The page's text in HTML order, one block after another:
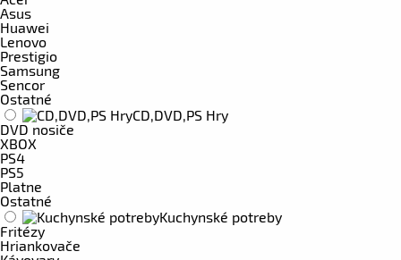
Asus
Huawei
Lenovo
Prestigio
Samsung
Sencor
Ostatné
CD,DVD,PS Hry
DVD nosiče
XBOX
PS4
PS5
Platne
Ostatné
Kuchynské potreby
Fritézy
Hriankovače